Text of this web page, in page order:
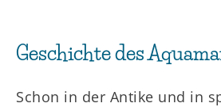
Geschichte des
Schon in der Antike und in